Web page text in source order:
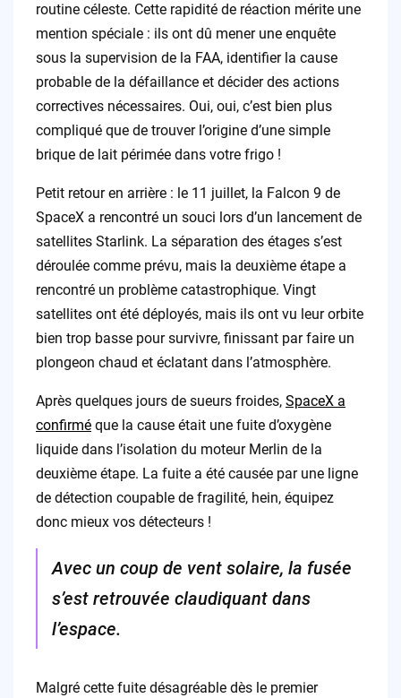
routine céleste. Cette rapidité de réaction mérite une
mention spéciale : ils ont dû mener une enquête
sous la supervision de la FAA, identifier la cause
probable de la défaillance et décider des actions
correctives nécessaires. Oui, oui, c’est bien plus
compliqué que de trouver l’origine d’une simple
brique de lait périmée dans votre frigo !
Petit retour en arrière : le 11 juillet, la Falcon 9 de
SpaceX a rencontré un souci lors d’un lancement de
satellites Starlink. La séparation des étages s’est
déroulée comme prévu, mais la deuxième étape a
rencontré un problème catastrophique. Vingt
satellites ont été déployés, mais ils ont vu leur orbite
bien trop basse pour survivre, finissant par faire un
plongeon chaud et éclatant dans l’atmosphère.
Après quelques jours de sueurs froides, SpaceX a
confirméque la cause était une fuite d’oxygène
liquide dans l’isolation du moteur Merlin de la
deuxième étape. La fuite a été causée par une ligne
de détection coupable de fragilité, hein, équipez
donc mieux vos détecteurs !
Avec un coup de vent solaire, la fusée
s’est retrouvée claudiquant dans
l’espace.
Malgré cette fuite désagréable dès le premier